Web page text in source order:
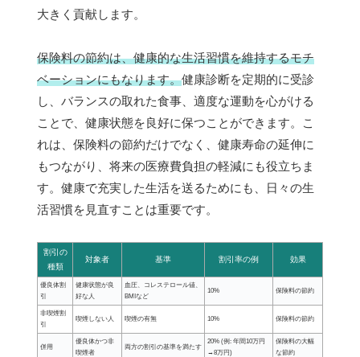
大きく貢献します。
保険料の節約は、健康的な生活習慣を維持するモチ
ベーションにもなります。健康診断を定期的に受診
し、バランスの取れた食事、適度な運動を心がける
ことで、健康状態を良好に保つことができます。こ
れは、保険料の節約だけでなく、健康寿命の延伸に
もつながり、将来の医療費負担の軽減にも役立ちま
す。健康で充実した生活を送るためにも、日々の生
活習慣を見直すことは重要です。
割引の
種類
対象者 基準 割引率の例 効果
優良体割
引
健康状態が良
好な人
血圧、コレステロール値、
BMIなど
10% 保険料の節約
非喫煙割
引
喫煙しない人 喫煙の有無 10% 保険料の節約
併用
優良体かつ非
喫煙者
両方の割引の基準を満たす
20% (例: 年間10万円
→8万円)
保険料の大幅
な節約